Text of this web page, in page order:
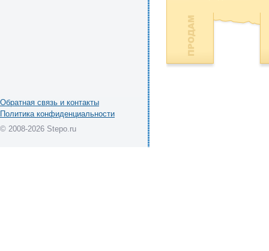
Обратная связь и контакты
Политика конфиденциальности
© 2008-2026 Stepo.ru